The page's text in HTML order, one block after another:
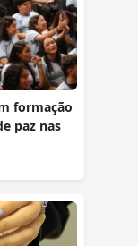
formação
paz nas